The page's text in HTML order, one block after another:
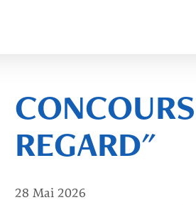
REGARD"
28 Mai 2026